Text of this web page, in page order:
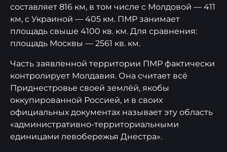
составляет 816 км, в том числе с Молдовой — 411
км, с Украиной — 405 км. ПМР занимает
площадь свыше 4100 кв. км. Для сравнения:
площадь Москвы — 2561 кв. км.
Часть заявленной территории ПМР фактически
контролирует Молдавия. Она считает всё
Приднестровье своей землёй, якобы
оккупированной Россией, и в своих
официальных документах называет эту область
«административно-территориальными
единицами левобережья Днестра».